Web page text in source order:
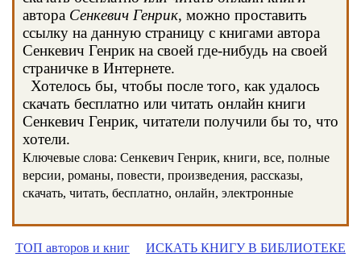
автора Сенкевич Генрик, можно проставить
ссылку на данную страницу с книгами автора
Сенкевич Генрик на своей где-нибудь на своей
страничке в Интернете.
Хотелось бы, чтобы после того, как удалось
скачать бесплатно или читать онлайн книги
Сенкевич Генрик, читатели получили бы то, что
хотели.
Ключевые слова: Сенкевич Генрик, книги, все, полные
версии, романы, повести, произведения, рассказы,
скачать, читать, бесплатно, онлайн, электронные
ТОП авторов и книг ИСКАТЬ КНИГУ В БИБЛИОТЕКЕ